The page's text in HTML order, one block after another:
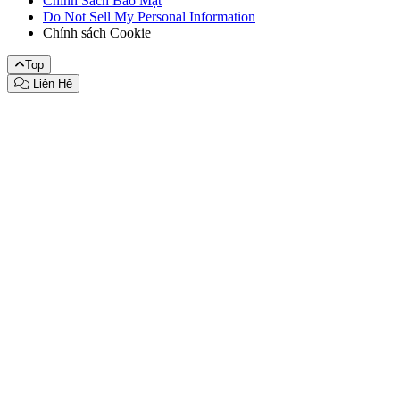
Do Not Sell My Personal Information
Chính sách Cookie
Top
Liên Hệ